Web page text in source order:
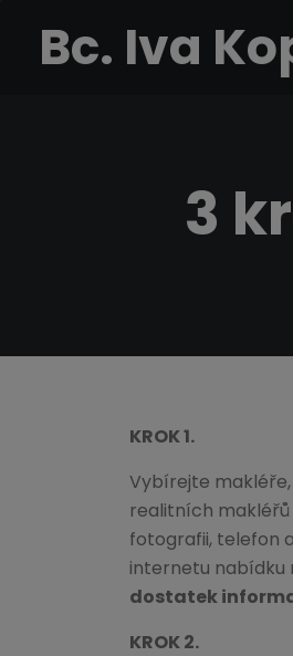
Bc. Iva
3
KROK 1.
Vybírejte
realitních
fotografii, telefon
internetu nabídku
dostatek
KROK 2.